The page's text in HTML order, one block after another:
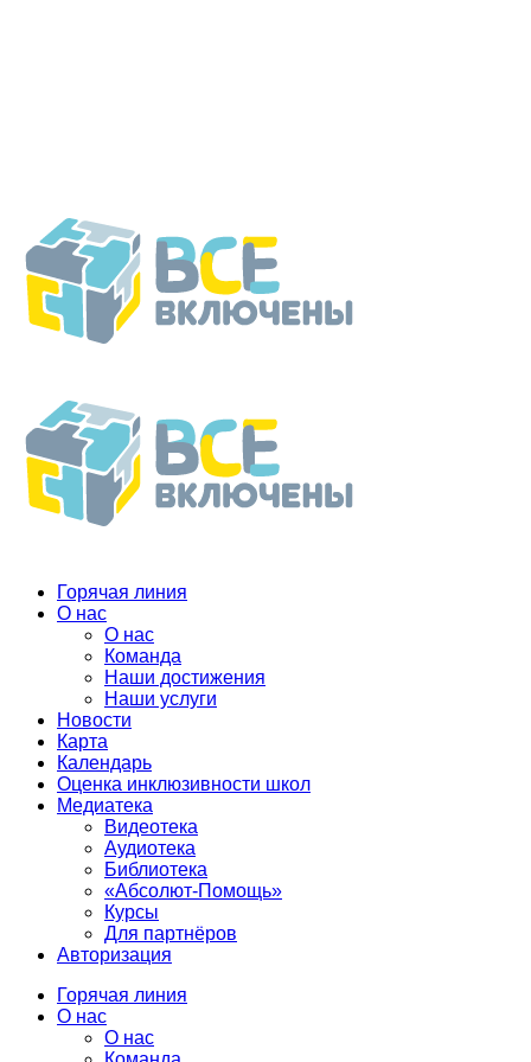
Горячая линия
О нас
О нас
Команда
Наши достижения
Наши услуги
Новости
Карта
Календарь
Оценка инклюзивности школ
Медиатека
Видеотека
Аудиотека
Библиотека
«Абсолют-Помощь»
Курсы
Для партнёров
Авторизация
Горячая линия
О нас
О нас